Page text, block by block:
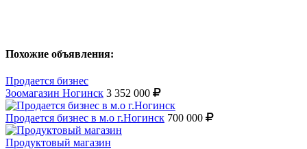
Похожие объявления:
Продается бизнес
Зоомагазин Ногинск 3 352 000
Продается бизнес в м.о г.Ногинск 700 000
Продуктовый магазин